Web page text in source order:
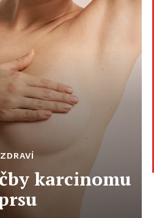
ZDRAVÍ
karcinomu